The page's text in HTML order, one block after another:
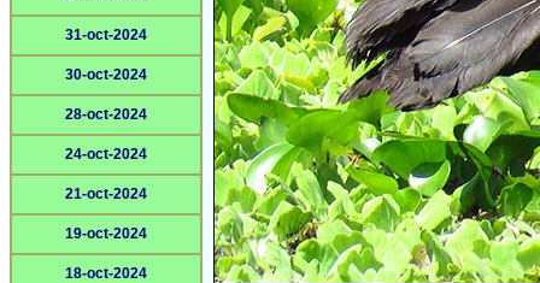
31-oct-2024
30-oct-2024
28-oct-2024
24-oct-2024
21-oct-2024
19-oct-2024
18-oct-2024